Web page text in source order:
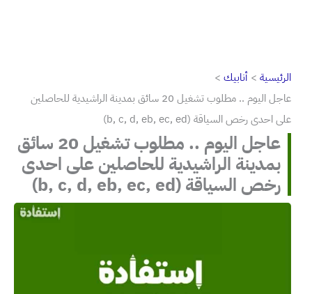
الرئيسية
أنابيك
عاجل اليوم .. مطلوب تشغيل 20 سائق بمدينة الراشيدية للحاصلين
على احدى رخص السياقة (b, c, d, eb, ec, ed)
عاجل اليوم .. مطلوب تشغيل 20 سائق
بمدينة الراشيدية للحاصلين على احدى
رخص السياقة (b, c, d, eb, ec, ed)